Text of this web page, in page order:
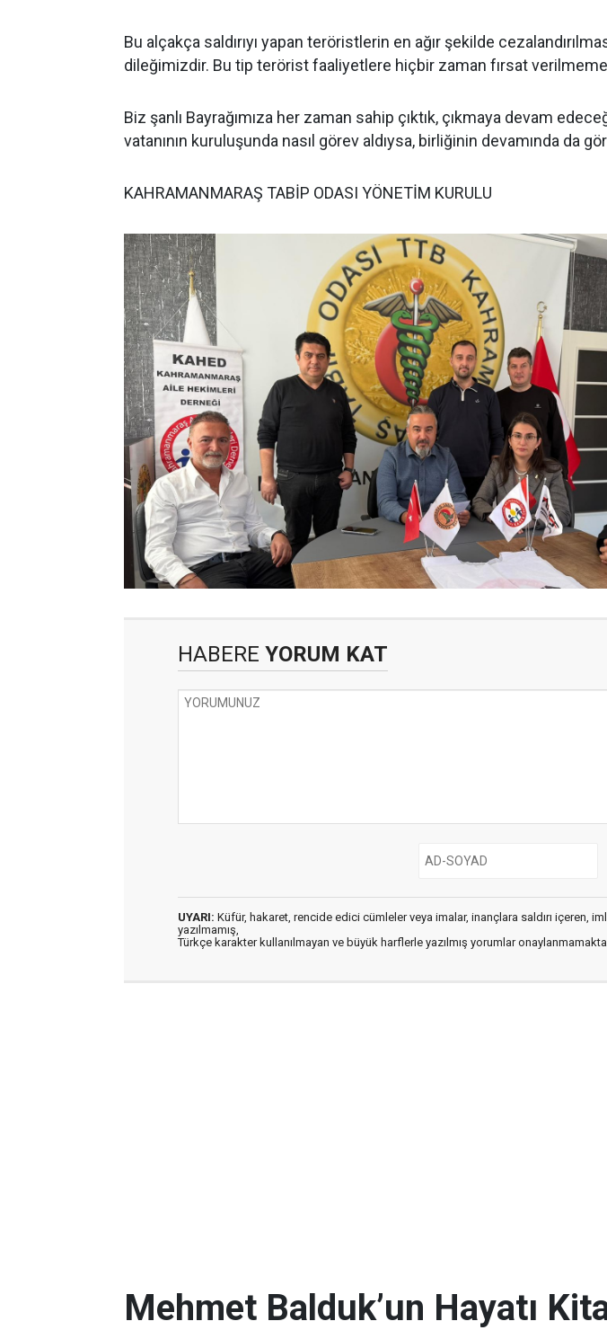
Bu alçakça saldırıyı yapan teröristlerin en ağır şekilde
dileğimizdir. Bu tip terörist faaliyetlere hiçbir zaman fırsat
Biz şanlı Bayrağımıza her zaman sahip çıktık, çıkmaya devam
vatanının kuruluşunda nasıl görev aldıysa, birliğinin devamında da
KAHRAMANMARAŞ TABİP ODASI YÖNETİM KURULU
HABERE YORUM KAT
UYARI: Küfür, hakaret, rencide edici cümleler veya imalar, inançlara saldırı içeren,
yazılmamış,
Türkçe karakter kullanılmayan ve büyük harflerle yazılmış yorumlar
Mehmet Balduk’un Hayatı